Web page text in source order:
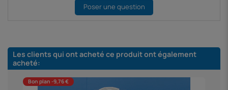
Poser une question
Les clients qui ont acheté ce produit ont également
acheté:
Bon plan -9,76 €